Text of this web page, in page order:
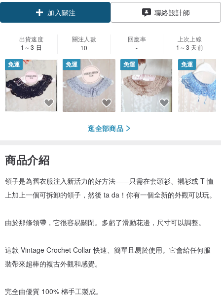
加入關注 聯絡設計師
出貨速度
1～3 日
關注人數
10
回應率
-
上次上線
1～3 天前
免運 免運 免運 免運
逛全部商品
商品介紹
領子是為舊衣服注入新活力的好方法——只需在套頭衫、襯衫或 T 恤
上加上一個可拆卸的領子，然後 ta da！你有一個全新的外觀可以玩。
由於那條領帶，它很容易關閉。多虧了滑動花邊，尺寸可以調整。
這款 Vintage Crochet Collar 快速、簡單且易於使用。它會給任何服
裝帶來超棒的複古外觀和感覺。
完全由優質 100% 棉手工製成。